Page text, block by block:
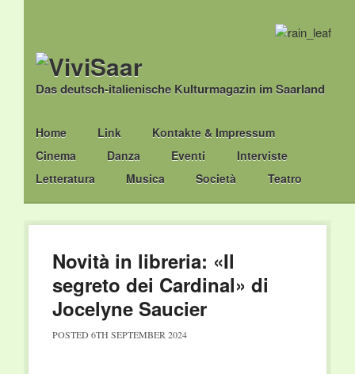
Das deutsch-italienische Kulturmagazin im Saarland
Main menu
Skip
to
content
Home Link
Kontakte & Impressum
Cinema
Danza Eventi
Interviste
Letteratura
Musica Società Teatro
Novità in libreria: «Il
segreto dei Cardinal» di
Jocelyne Saucier
POSTED 6TH SEPTEMBER 2024